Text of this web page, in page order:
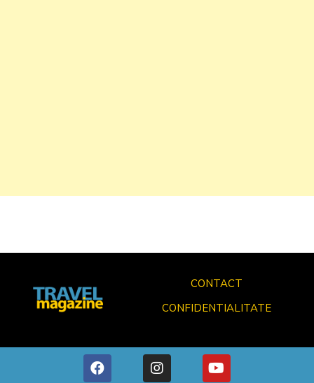
CONTACT
CONFIDENTIALITATE